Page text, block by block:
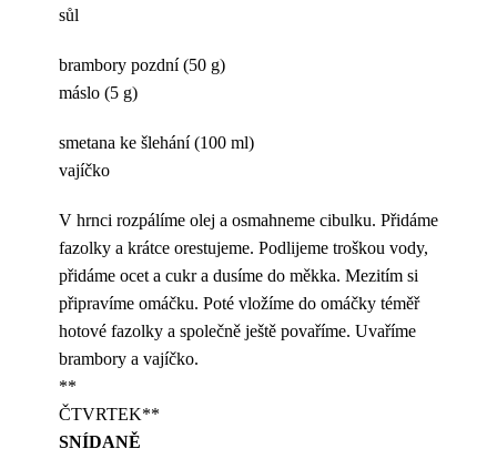
sůl
brambory pozdní (50 g)
máslo (5 g)
smetana ke šlehání (100 ml)
vajíčko
V hrnci rozpálíme olej a osmahneme cibulku. Přidáme
fazolky a krátce orestujeme. Podlijeme troškou vody,
přidáme ocet a cukr a dusíme do měkka. Mezitím si
připravíme omáčku. Poté vložíme do omáčky téměř
hotové fazolky a společně ještě povaříme. Uvaříme
brambory a vajíčko.
**
ČTVRTEK**
SNÍDANĚ